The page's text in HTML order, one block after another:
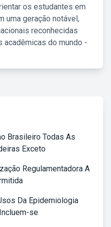
os estudantes em
uma geração notável,
reconhecidas
do mundo -
Brasileiro Todas As
Exceto
Regulamentadora A
Da Epidemiologia
se